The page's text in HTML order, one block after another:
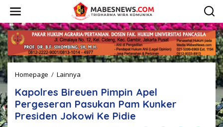
w
a
t
i
k
e
k
o
n
t
e
n
Homepage / Lainnya
p
o
r
Kapolres Bireuen Pimpin Apel
Pergeseran Pasukan Pam Kunker
Presiden Jokowi Ke Pidie